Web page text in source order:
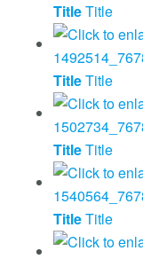
TitleTitle
TitleTitle
TitleTitle
TitleTitle